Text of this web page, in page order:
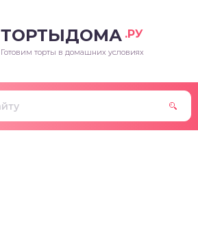
ТОРТЫДОМА .РУ
Готовим торты в домашних условиях